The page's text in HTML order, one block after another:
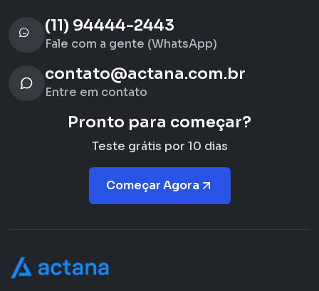
(11) 94444-2443
Fale com a gente (WhatsApp)
contato@actana.com.br
Entre em contato
Pronto para começar?
Teste grátis por 10 dias
Começar Agora